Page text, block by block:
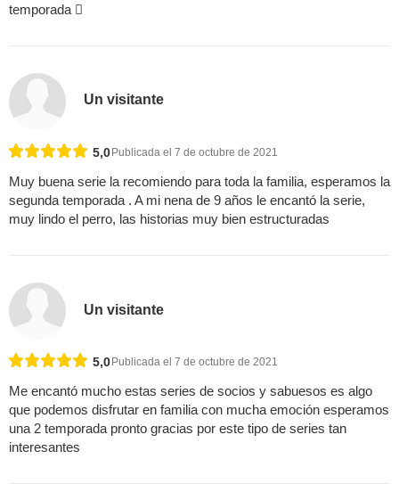
temporada 
Un visitante
5,0 Publicada el 7 de octubre de 2021
Muy buena serie la recomiendo para toda la familia, esperamos la
segunda temporada . A mi nena de 9 años le encantó la serie,
muy lindo el perro, las historias muy bien estructuradas
Un visitante
5,0 Publicada el 7 de octubre de 2021
Me encantó mucho estas series de socios y sabuesos es algo
que podemos disfrutar en familia con mucha emoción esperamos
una 2 temporada pronto gracias por este tipo de series tan
interesantes